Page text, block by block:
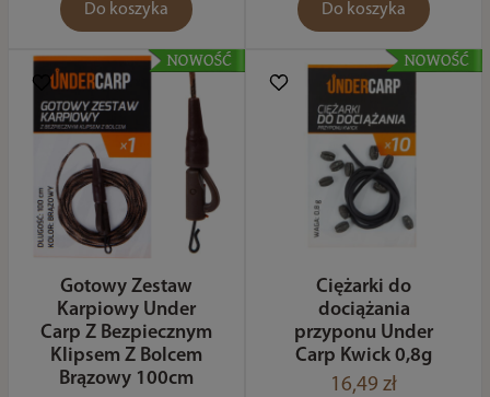
Do koszyka Do koszyka
Gotowy Zestaw
Karpiowy Under
Carp Z Bezpiecznym
Klipsem Z Bolcem
Brązowy 100cm
Ciężarki do
dociążania
przyponu Under
Carp Kwick 0,8g
16,49 zł